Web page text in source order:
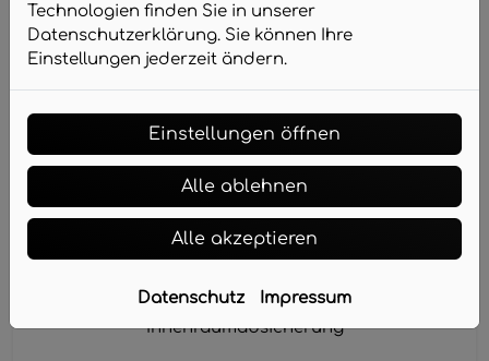
Einrichtung
Ihre Alarmanlage wird von uns nach Ihren
Planung
Wir sorgen ganzheitlich für die Außenhaut- und
Innenraumabsicherung
Technologien finden Sie in unserer
Datenschutzerklärung. Sie können Ihre
Einstellungen jederzeit ändern.
Einstellungen öffnen
Alle ablehnen
Alle akzeptieren
Datenschutz Impressum